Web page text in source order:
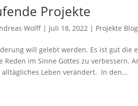
Projekte
Wolff | Juli 18, 2022 | Projekte Blog
will gelebt werden. Es ist gut die
Reden im Sinne Gottes zu verbessern.
alltägliches Leben verändert. In den...